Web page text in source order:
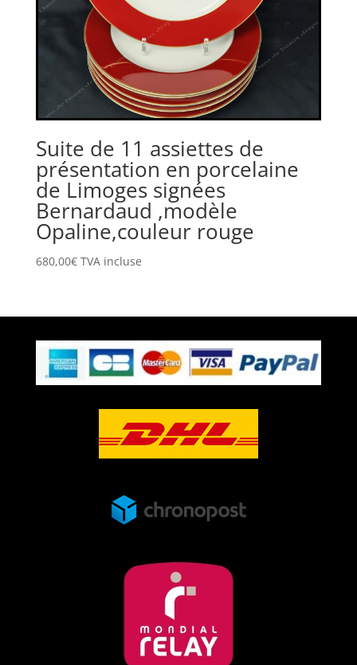
Suite de 11 assiettes de
présentation en porcelaine
de Limoges signées
Bernardaud ,modèle
Opaline,couleur rouge
680,00€ TVA incluse